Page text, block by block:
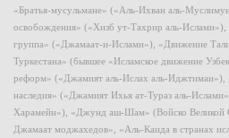
«Братья-мусульмане» («Аль-Ихван аль-
освобождения» («Хизб ут-Тахрир аль-
группа» («Джамаат-и-Ислами»), «Движение
Туркестана» (бывшее «Исламское движение
реформ» («Джамият аль-Ислах аль-Иджтимаи»),
наследия» («Джамият Ихья ат-Тураз аль-
Харамейн»), «Джунд аш-Шам» (Войско Великой
Джамаат моджахедов», «Аль-Каида в странах